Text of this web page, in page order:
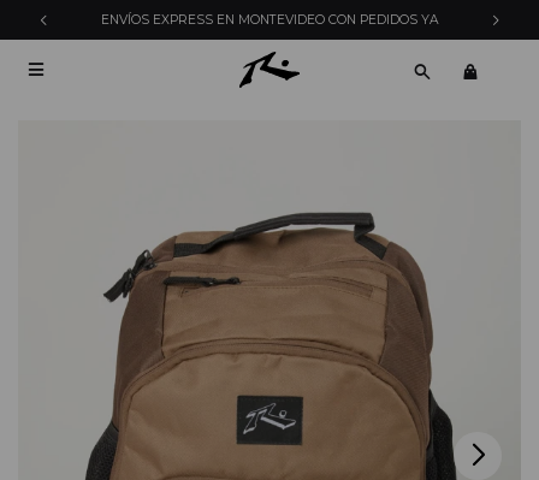
ENVÍOS EXPRESS EN MONTEVIDEO CON PEDIDOS YA
